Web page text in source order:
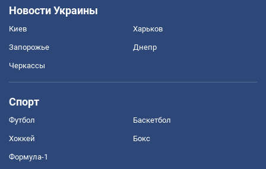
Новости Украины
Киев Харьков
Запорожье Днепр
Черкассы
Спорт
Футбол Баскетбол
Хоккей Бокс
Формула-1